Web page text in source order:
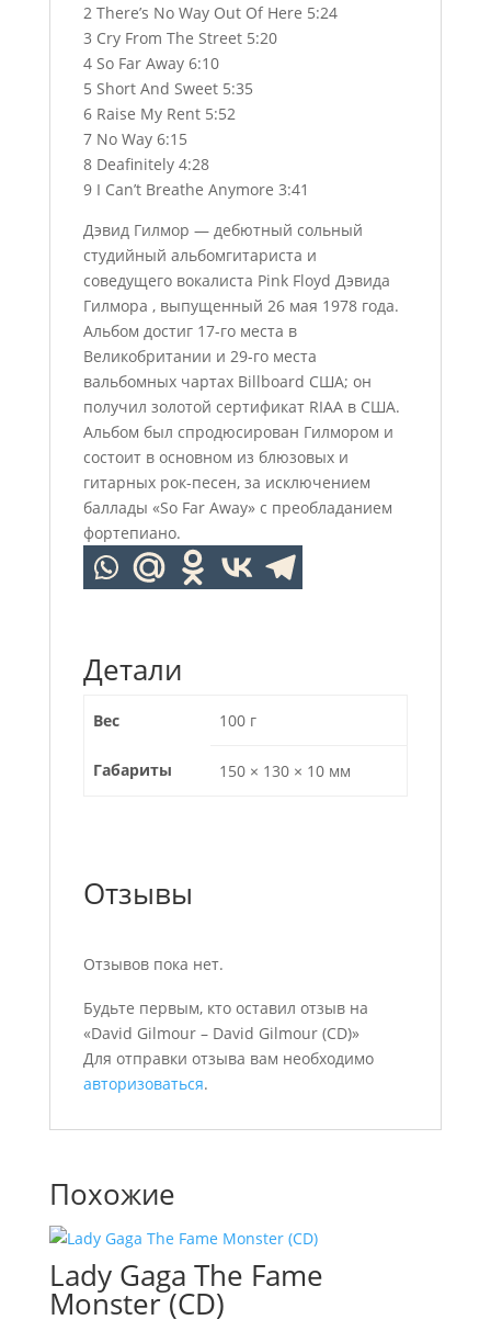
2 There’s No Way Out Of Here 5:24
3 Cry From The Street 5:20
4 So Far Away 6:10
5 Short And Sweet 5:35
6 Raise My Rent 5:52
7 No Way 6:15
8 Deafinitely 4:28
9 I Can’t Breathe Anymore 3:41
Дэвид Гилмор — дебютный сольный
студийный альбомгитариста и
соведущего вокалиста Pink Floyd Дэвида
Гилмора , выпущенный 26 мая 1978 года.
Альбом достиг 17-го места в
Великобритании и 29-го места
вальбомных чартах Billboard США; он
получил золотой сертификат RIAA в США.
Альбом был спродюсирован Гилмором и
состоит в основном из блюзовых и
гитарных рок-песен, за исключением
баллады «So Far Away» с преобладанием
фортепиано.
Детали
Вес 100 г
Габариты 150 × 130 × 10 мм
Отзывы
Отзывов пока нет.
Будьте первым, кто оставил отзыв на
«David Gilmour ‎– David Gilmour (CD)»
Для отправки отзыва вам необходимо
авторизоваться.
Похожие
Lady Gaga The Fame
Monster (CD)